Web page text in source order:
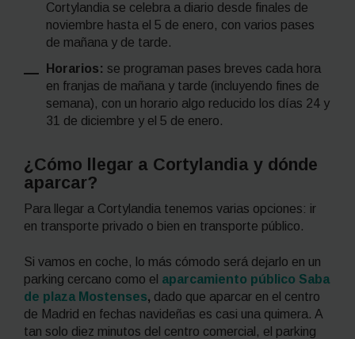
Cortylandia se celebra a diario desde finales de
noviembre hasta el 5 de enero, con varios pases
de mañana y de tarde.
Horarios: se programan pases breves cada hora
en franjas de mañana y tarde (incluyendo fines de
semana), con un horario algo reducido los días 24 y
31 de diciembre y el 5 de enero.
¿Cómo llegar a Cortylandia y dónde
aparcar?
Para llegar a Cortylandia tenemos varias opciones: ir
en transporte privado o bien en transporte público.
Si vamos en coche, lo más cómodo será dejarlo en un
parking cercano como el aparcamiento público Saba
de plaza Mostenses, dado que aparcar en el centro
de Madrid en fechas navideñas es casi una quimera. A
tan solo diez minutos del centro comercial, el parking